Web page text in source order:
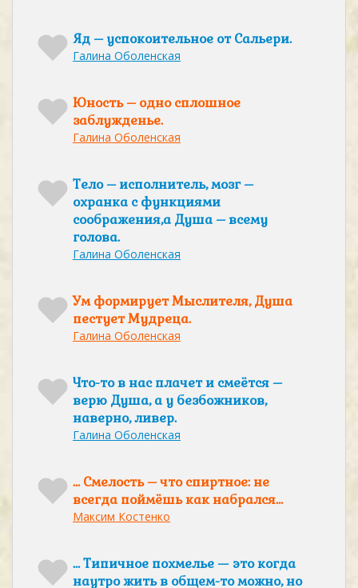
Яд – успокоительное от Сальери.
Галина Оболенская
Юность – одно сплошное
заблужденье.
Галина Оболенская
Тело – исполнитель, мозг –
охранка с функциями
соображения,а Душа – всему
голова.
Галина Оболенская
Ум формирует Мыслителя, Душа
пестует Мудреца.
Галина Оболенская
Что-то в нас плачет и смеётся –
верю Душа, а у безбожников,
наверно, ливер.
Галина Оболенская
… Смелость – что спиртное: не
всегда поймёшь как набрался…
Максим Костенко
… Типичное похмелье — это когда
наутро жить в общем-то можно, но